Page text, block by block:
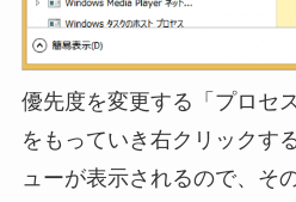
優先度を変更する「プロセ
をもっていき右クリックす
ューが表示されるので、そ